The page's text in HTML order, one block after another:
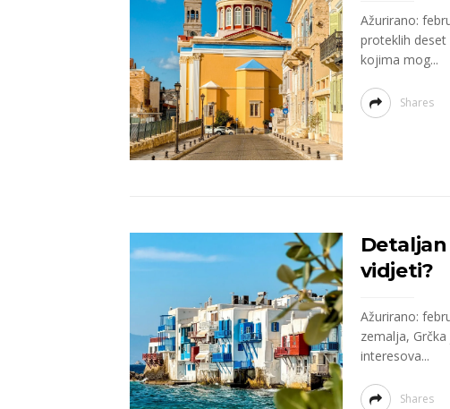
Ažurirano:
proteklih
kojima mog...
Shares
vidjeti?
Ažurirano:
zemalja,
interesova...
Shares